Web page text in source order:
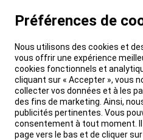
Préférences de
Nous utilisons des cookies et
vous offrir une expérience
cookies fonctionnels et
cliquant sur « Accepter », vous
collecter vos données et à les
des fins de marketing. Ainsi,
publicités pertinentes. Vous
consentement à tout moment.
page vers le bas et de cliquer